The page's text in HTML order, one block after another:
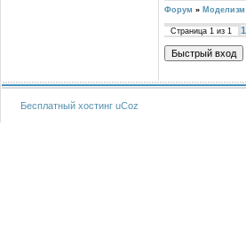
Форум » Моделизм
Страница 1 из 1 1
Бесплатный хостинг uCoz